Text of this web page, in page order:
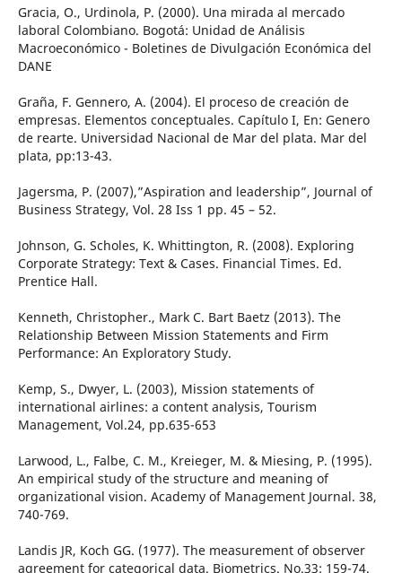
Gracia, O., Urdinola, P. (2000). Una mirada al mercado
laboral Colombiano. Bogotá: Unidad de Análisis
Macroeconómico - Boletines de Divulgación Económica del
DANE
Graña, F. Gennero, A. (2004). El proceso de creación de
empresas. Elementos conceptuales. Capítulo I, En: Genero
de rearte. Universidad Nacional de Mar del plata. Mar del
plata, pp:13-43.
Jagersma, P. (2007),”Aspiration and leadership”, Journal of
Business Strategy, Vol. 28 Iss 1 pp. 45 – 52.
Johnson, G. Scholes, K. Whittington, R. (2008). Exploring
Corporate Strategy: Text & Cases. Financial Times. Ed.
Prentice Hall.
Kenneth, Christopher., Mark C. Bart Baetz (2013). The
Relationship Between Mission Statements and Firm
Performance: An Exploratory Study.
Kemp, S., Dwyer, L. (2003), Mission statements of
international airlines: a content analysis, Tourism
Management, Vol.24, pp.635-653
Larwood, L., Falbe, C. M., Kreieger, M. & Miesing, P. (1995).
An empirical study of the structure and meaning of
organizational vision. Academy of Management Journal. 38,
740-769.
Landis JR, Koch GG. (1977). The measurement of observer
agreement for categorical data. Biometrics. No.33: 159-74.